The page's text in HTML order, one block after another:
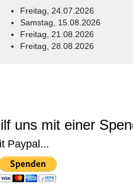
Freitag, 24.07.2026
Samstag, 15.08.2026
Freitag, 21.08.2026
Freitag, 28.08.2026
uns mit einer
Paypal...